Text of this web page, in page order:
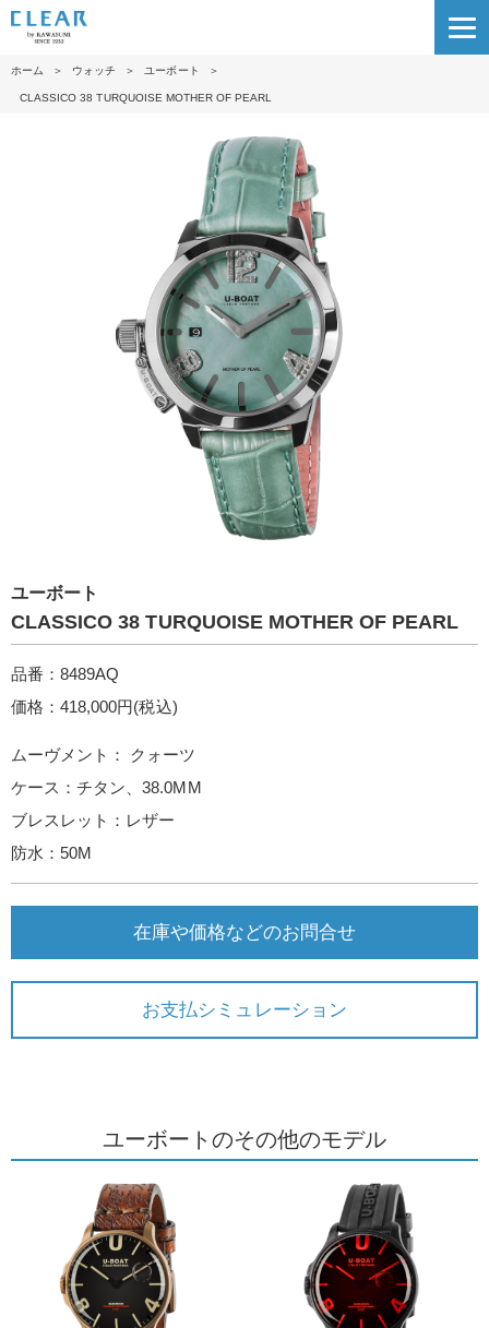
ホーム ＞ ウォッチ ＞ ユーボート ＞
CLASSICO 38 TURQUOISE MOTHER OF PEARL
ユーボート
CLASSICO 38 TURQUOISE MOTHER OF PEARL
品番：8489AQ
価格：418,000円(税込)
ムーヴメント： クォーツ
ケース：チタン、38.0MM
ブレスレット：レザー
防水：50M
在庫や価格などのお問合せ
お支払シミュレーション
ユーボートのその他のモデル